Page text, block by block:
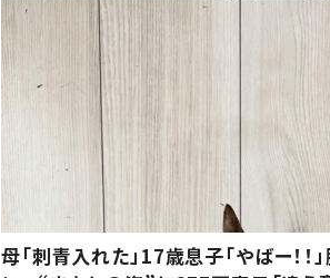
母「刺青入れた」17歳息子「やばー！！